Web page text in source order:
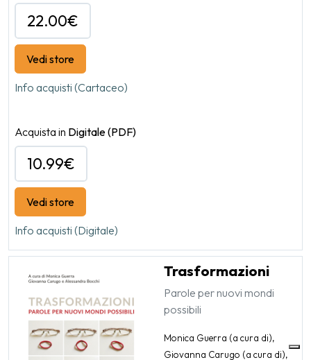
22.00€
Vedi store
Info acquisti (Cartaceo)
Acquista in Digitale(PDF)
10.99€
Vedi store
Info acquisti (Digitale)
Trasformazioni
Parole per nuovi mondi
possibili
Monica Guerra (a cura di),
Giovanna Carugo (a cura di),